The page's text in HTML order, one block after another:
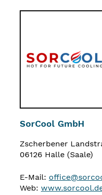
SorCool GmbH
Zscherbener
06126 Halle (Saale)
E-Mail:
Web: